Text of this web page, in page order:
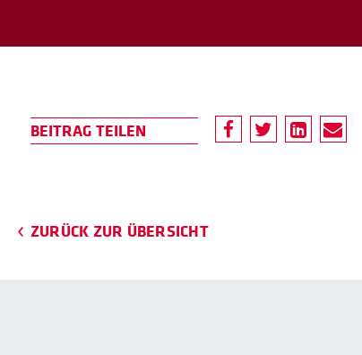
ZURÜCK ZUR ÜBERSICHT